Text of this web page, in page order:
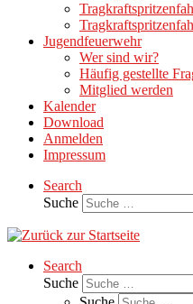
Jugendfeuerwehr
Wer sind wir?
Häufig gestellte
Mitglied werden
Kalender
Download
Anmelden
Impressum
Search
Suche
Search
Suche